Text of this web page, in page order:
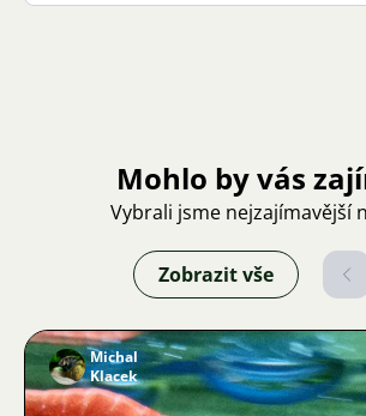
Mohlo by vás
Vybrali jsme nejzajímavější
Zobrazit vše
Michal
Klacek